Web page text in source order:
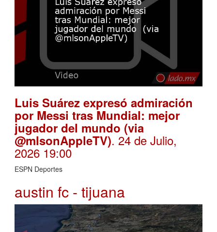
Luis Suárez expresó admiración
por Messi tras Mundial: mejor
jugador del mundo (via
@mlsonAppleTV). 24 de Julio,
2026 19:00
ESPN Deportes
austin fc - tijuana